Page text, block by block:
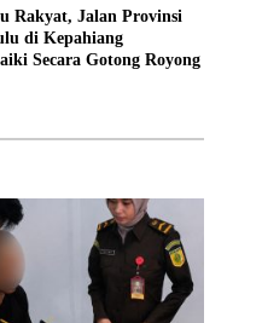
Rakyat, Jalan Provinsi
di Kepahiang
Secara Gotong Royong